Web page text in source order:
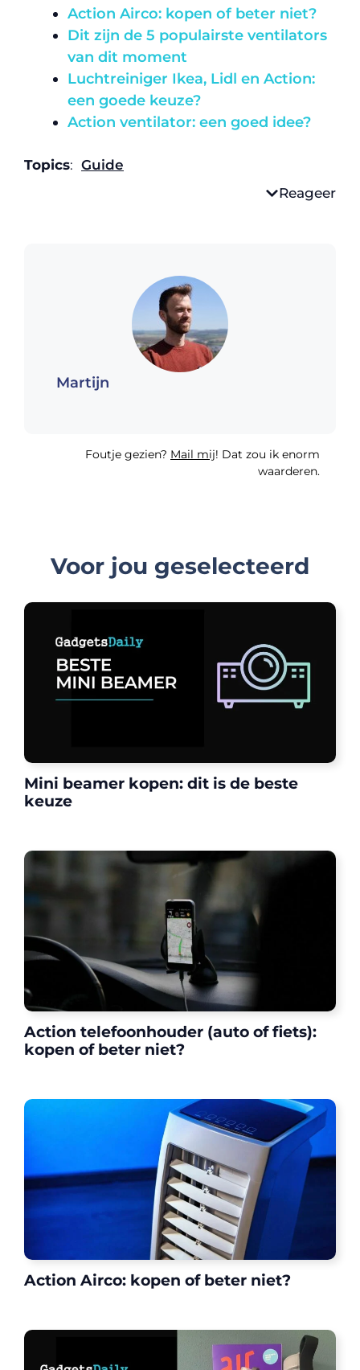
Action Airco: kopen of beter niet?
Dit zijn de 5 populairste ventilators
van dit moment
Luchtreiniger Ikea, Lidl en Action:
een goede keuze?
Action ventilator: een goed idee?
Topics: Guide
Reageer
Martijn
Foutje gezien? Mail mij! Dat zou ik enorm
waarderen.
Voor jou geselecteerd
Mini beamer kopen: dit is de beste
keuze
Action telefoonhouder (auto of fiets):
kopen of beter niet?
Action Airco: kopen of beter niet?